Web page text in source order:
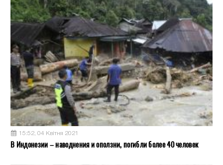
15:52, 04 Квітня 2021
В Индонезии – наводнения и оползни, погибли более 40 человек